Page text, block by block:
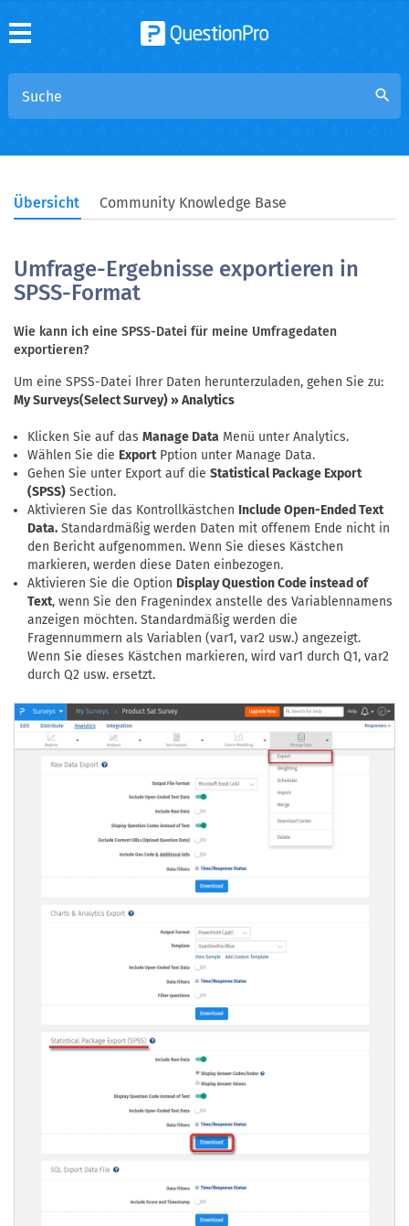
search
Übersicht Community Knowledge Base
Umfrage-Ergebnisse exportieren in
SPSS-Format
Wie kann ich eine SPSS-Datei für meine Umfragedaten
exportieren?
Um eine SPSS-Datei Ihrer Daten herunterzuladen, gehen Sie zu:
My Surveys(Select Survey) » Analytics
Klicken Sie auf das Manage Data Menü unter Analytics.
Wählen Sie die ExportPption unter Manage Data.
Gehen Sie unter Export auf die Statistical Package Export
(SPSS) Section.
Aktivieren Sie das Kontrollkästchen Include Open-Ended Text
Data. Standardmäßig werden Daten mit offenem Ende nicht in
den Bericht aufgenommen. Wenn Sie dieses Kästchen
markieren, werden diese Daten einbezogen.
Aktivieren Sie die Option Display Question Code instead of
Text, wenn Sie den Fragenindex anstelle des Variablennamens
anzeigen möchten. Standardmäßig werden die
Fragennummern als Variablen (var1, var2 usw.) angezeigt.
Wenn Sie dieses Kästchen markieren, wird var1 durch Q1, var2
durch Q2 usw. ersetzt.